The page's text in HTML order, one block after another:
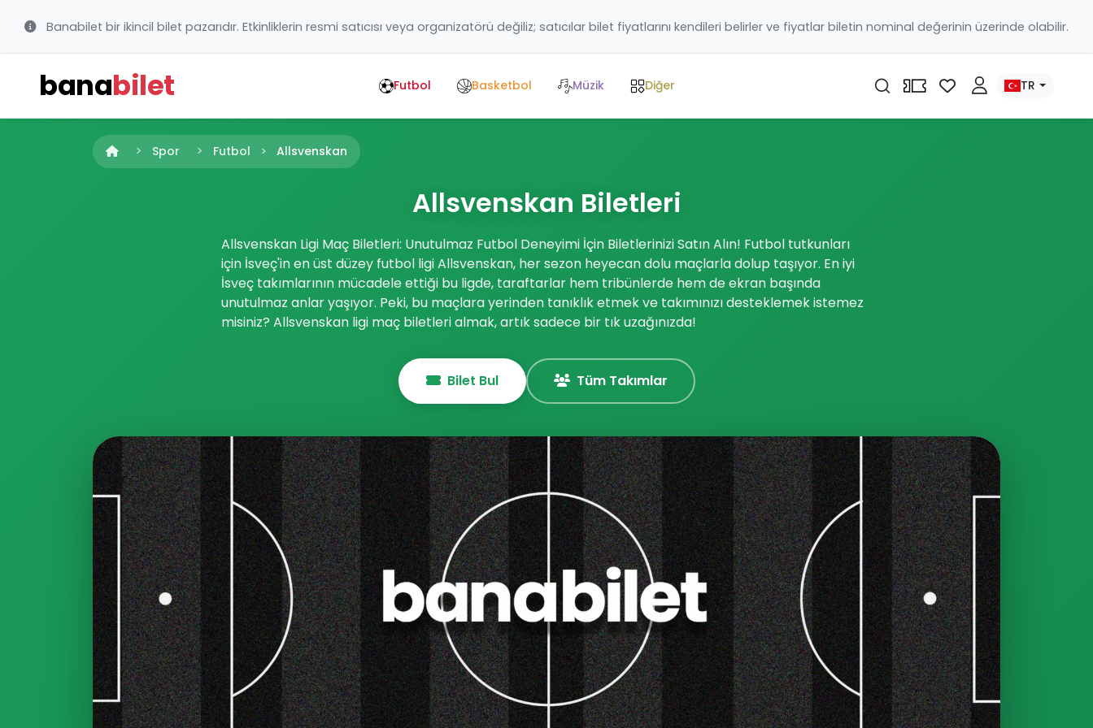
Banabilet bir ikincil bilet pazarıdır. Etkinliklerin resmi satıcısı veya organizatörü değiliz; satıcılar bilet fiyatlarını kendileri belirler ve fiyatlar biletin nominal değerinin üzerinde olabilir.
banabilet Futbol Basketbol Müzik Diğer TR
Spor Futbol Allsvenskan
Allsvenskan Biletleri
Allsvenskan Ligi Maç Biletleri: Unutulmaz Futbol Deneyimi İçin Biletlerinizi Satın Alın! Futbol tutkunları
için İsveç'in en üst düzey futbol ligi Allsvenskan, her sezon heyecan dolu maçlarla dolup taşıyor. En iyi
İsveç takımlarının mücadele ettiği bu ligde, taraftarlar hem tribünlerde hem de ekran başında
unutulmaz anlar yaşıyor. Peki, bu maçlara yerinden tanıklık etmek ve takımınızı desteklemek istemez
misiniz? Allsvenskan ligi maç biletleri almak, artık sadece bir tık uzağınızda!
Bilet Bul Tüm Takımlar